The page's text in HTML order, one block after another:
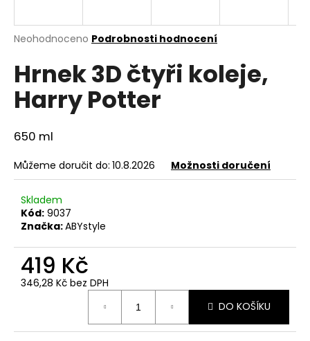
Průměrné
produktu
je
0,0
hvězdiček.
Neohodnoceno Podrobnosti hodnocení
Hrnek 3D čtyři koleje,
Harry Potter
650 ml
Můžeme doručit do: 10.8.2026 Možnosti doručení
Skladem
Kód: 9037
Značka:ABYstyle
419 Kč
346,28 Kč bez DPH
DO KOŠÍKU
j
t
?
HLEDAT
D
o
p
o
u